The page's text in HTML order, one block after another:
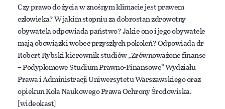
Czy prawo do życia w znośnym klimacie jest prawem
człowieka? W jakim stopniu za dobrostan zdrowotny
obywatela odpowiada państwo? Jakie ono i jego obywatele
mają obowiązki wobec przyszłych pokoleń? Odpowiada dr
Robert Rybski kierownik studiów „Zrównoważone finanse
– Podyplomowe Studium Prawno-Finansowe” Wydziału
Prawa i Administracji Uniwersytetu Warszawskiego oraz
opiekun Koła Naukowego Prawa Ochrony Środowiska.
[wideokast]